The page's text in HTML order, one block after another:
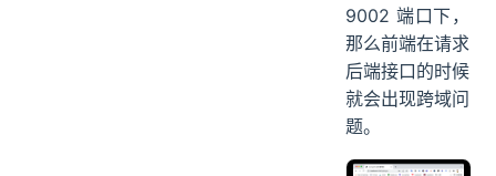
9002 端口下，
那么前端在请求
后端接口的时候
就会出现跨域问
题。